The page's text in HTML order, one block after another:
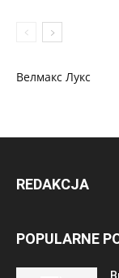
Велмакс Лукс
REDAKCJA
POPULARNE